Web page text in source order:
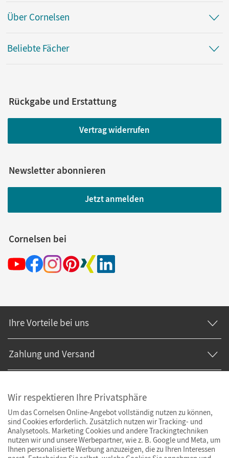
Über Cornelsen
Beliebte Fächer
Rückgabe und Erstattung
Vertrag widerrufen
Newsletter abonnieren
Jetzt anmelden
Cornelsen bei
Ihre Vorteile bei uns
Zahlung und Versand
Wir respektieren Ihre Privatsphäre
Um das Cornelsen Online-Angebot vollständig nutzen zu können,
sind Cookies erforderlich. Zusätzlich nutzen wir Tracking- und
Analysetools. Marketing Cookies und andere Trackingtechniken
nutzen wir und unsere Werbepartner, wie z. B. Google und Meta, um
Ihnen personalisierte Werbung anzuzeigen, die zu Ihren Interessen